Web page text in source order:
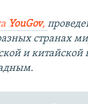
YouGov,
странах
и китайской